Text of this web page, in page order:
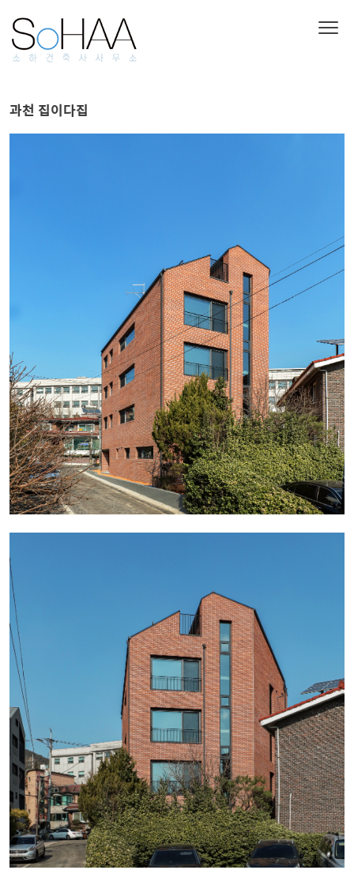
과천 집이다집